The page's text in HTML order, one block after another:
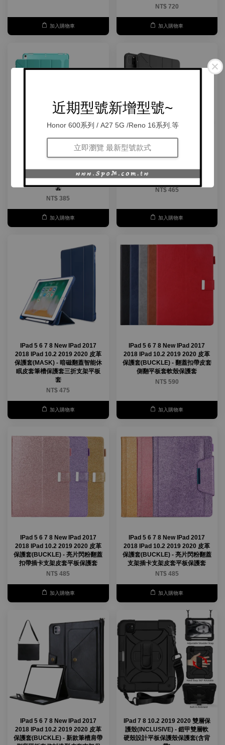
近期型號新增型號~
Honor 600系列 / A27 5G /Reno 16系列.等
立即瀏覽 最新型號款式
加入購物車
NT$ 720
加入購物車
皮革保護套(MASK) - 多折變型支
架多角度調整超薄平板套保護皮
套
NT$ 385
加入購物車
保護套(MASK) - 多折變形支架筆
槽半透明軟殼平板套保護套
NT$ 465
加入購物車
IPad 5 6 7 8 New IPad 2017
2018 IPad 10.2 2019 2020 皮革
保護套(MASK) - 暗磁翻蓋智能休
眠皮套筆槽保護套三折支架平板
套
NT$ 475
加入購物車
IPad 5 6 7 8 New IPad 2017
2018 IPad 10.2 2019 2020 皮革
保護套(BUCKLE) - 翻蓋扣帶皮套
側翻平板套軟殼保護套
NT$ 590
加入購物車
IPad 5 6 7 8 New IPad 2017
2018 IPad 10.2 2019 2020 皮革
保護套(BUCKLE) - 亮片閃粉翻蓋
扣帶插卡支架皮套平板保護套
NT$ 485
加入購物車
IPad 5 6 7 8 New IPad 2017
2018 IPad 10.2 2019 2020 皮革
保護套(BUCKLE) - 亮片閃粉翻蓋
支架插卡支架皮套平板保護套
NT$ 485
加入購物車
IPad 5 6 7 8 New IPad 2017
2018 IPad 10.2 2019 2020 皮革
保護套(BUCKLE) - 新款筆槽肩帶
IPad 7 8 10.2 2019 2020 雙層保
護殼(INCLUSIVE) - 鎧甲雙層軟
硬殼設計平板保護殼保護套(含背